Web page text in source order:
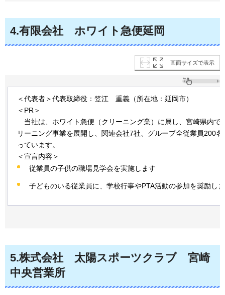
4.有限会社 ホワイト 急便延岡
画面サイズで表示
＜代表者＞代表取締役：笠江 重義 （所在地：延岡市）
＜PR＞
当社は、 ホワイト急便（クリーニング業）に属し、宮崎県内で
リーニング事業を展開し、関連会社7社、グループ全従業員200
っています。
＜宣言内容＞
従業員の子供の職場見学会を実施します
子どものいる従業員に、学校行事やPTA活動の参加を奨励し
5.株式会社 太陽スポーツクラブ
宮崎
中央営業所